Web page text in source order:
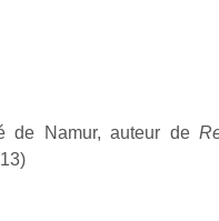
de Namur, auteur de